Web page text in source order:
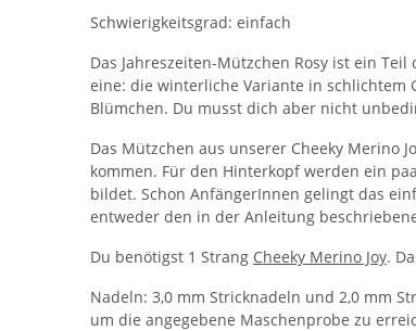
Schwierigkeitsgrad: einfach
Das Jahreszeiten-Mützchen Rosy ist ein
eine: die winterliche Variante in schlichtem
Blümchen. Du musst dich aber nicht
Das Mützchen aus unserer Cheeky Merino
kommen. Für den Hinterkopf werden ein
bildet. Schon AnfängerInnen gelingt das
entweder den in der Anleitung
Du benötigst 1 Strang Cheeky Merino Joy.
Nadeln: 3,0 mm Stricknadeln und 2,0 mm
um die angegebene Maschenprobe zu